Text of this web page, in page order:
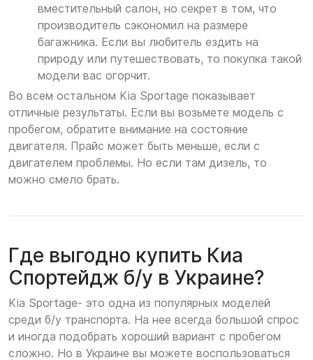
вместительный салон, но секрет в том, что
производитель сэкономил на размере
багажника. Если вы любитель ездить на
природу или путешествовать, то покупка такой
модели вас огорчит.
Во всем остальном Kia Sportage показывает
отличные результаты. Если вы возьмете модель с
пробегом, обратите внимание на состояние
двигателя. Прайс может быть меньше, если с
двигателем проблемы. Но если там дизель, то
можно смело брать.
Где выгодно купить Киа
Спортейдж б/у в Украине?
Kia Sportage- это одна из популярных моделей
среди б/у транспорта. На нее всегда большой спрос
и иногда подобрать хороший вариант с пробегом
сложно. Но в Украине вы можете воспользоваться